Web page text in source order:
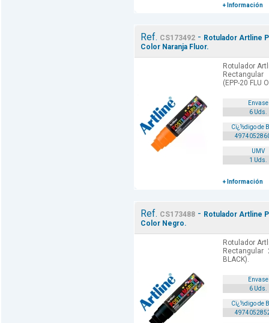
+ Información
Ref. CS173492- Rotulador Artline
Color Naranja Fluor.
Rotulador
(EPP-20 FLU
Envase
6 Uds.
Cï¿½digo de
UMV
1 Uds.
+ Información
Ref. CS173488- Rotulador Artline
Color Negro.
Rotulador
Rectangular
BLACK).
Envase
6 Uds.
Cï¿½digo de